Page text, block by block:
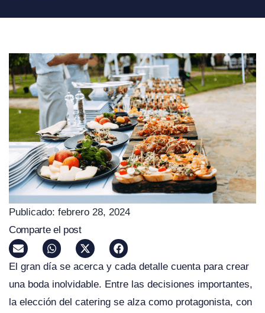
Publicado: febrero 28, 2024
Comparte el post
El gran día se acerca y cada detalle cuenta para crear
una boda inolvidable. Entre las decisiones importantes,
la elección del catering se alza como protagonista, con